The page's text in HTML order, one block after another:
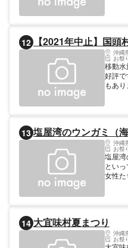
12 【2021年中止】国頭
沖縄
お祭
移動
好評
もあ
13 塩屋湾のウンガミ（海
沖縄
お祭
塩屋
とい
女性
イルス
なりま
い。
14 大宜味村夏まつり
沖縄
お祭